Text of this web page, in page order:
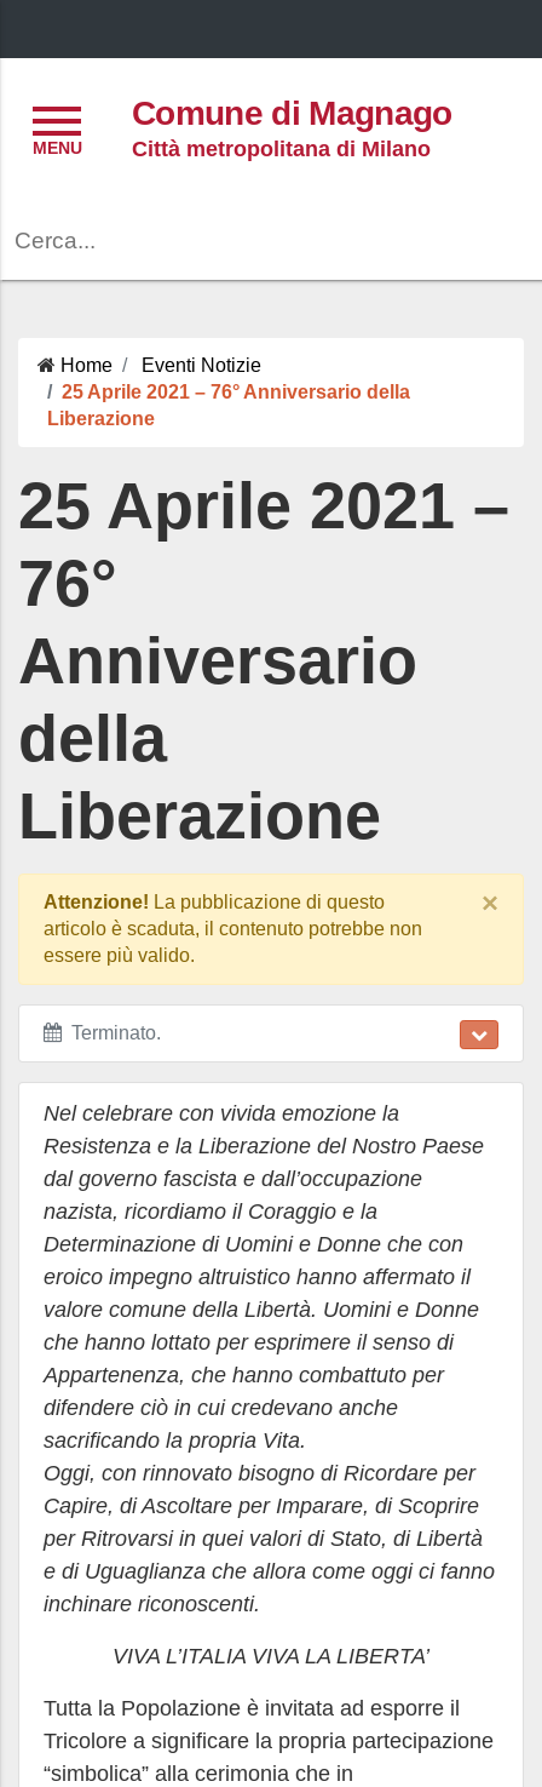
Comune di Magnago
Città metropolitana di Milano
Home Eventi Notizie
25 Aprile 2021 – 76° Anniversario della
Liberazione
25 Aprile 2021 –
76°
Anniversario
della
Liberazione
Attenzione! La pubblicazione di questo
articolo è scaduta, il contenuto potrebbe non
essere più valido.
×
Terminato.
Nel celebrare con vivida emozione la
Resistenza e la Liberazione del Nostro Paese
dal governo fascista e dall’occupazione
nazista, ricordiamo il Coraggio e la
Determinazione di Uomini e Donne che con
eroico impegno altruistico hanno affermato il
valore comune della Libertà. Uomini e Donne
che hanno lottato per esprimere il senso di
Appartenenza, che hanno combattuto per
difendere ciò in cui credevano anche
sacrificando la propria Vita.
Oggi, con rinnovato bisogno di Ricordare per
Capire, di Ascoltare per Imparare, di Scoprire
per Ritrovarsi in quei valori di Stato, di Libertà
e di Uguaglianza che allora come oggi ci fanno
inchinare riconoscenti.
VIVA L’ITALIA VIVA LA LIBERTA’
Tutta la Popolazione è invitata ad esporre il
Tricolore a significare la propria partecipazione
“simbolica” alla cerimonia che in